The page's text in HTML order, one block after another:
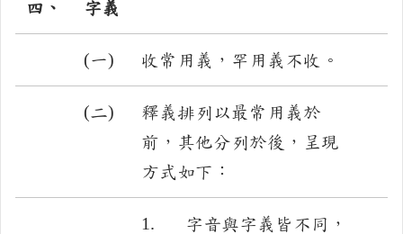
四、 字義
(一) 收常用義，罕用義不收。
(二)
釋義排列以最常用義於
前，其他分列於後，呈現
方式如下：
1.
字音與字義皆不同，